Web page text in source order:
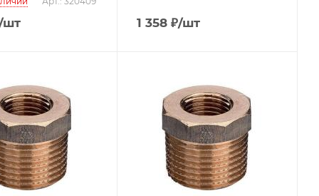
шт 1 358 ₽/шт